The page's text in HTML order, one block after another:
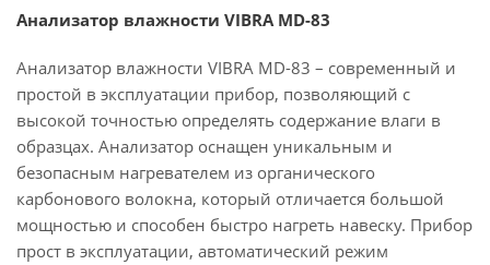
Анализатор влажности VIBRAMD-83
Анализатор влажности VIBRA MD-83 – современный и
простой в эксплуатации прибор, позволяющий с
высокой точностью определять содержание влаги в
образцах. Анализатор оснащен уникальным и
безопасным нагревателем из органического
карбонового волокна, который отличается большой
мощностью и способен быстро нагреть навеску. Прибор
прост в эксплуатации, автоматический режим